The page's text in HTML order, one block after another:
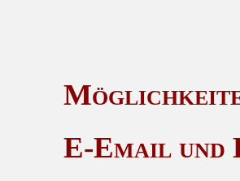
E-Email